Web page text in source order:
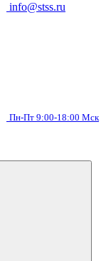
info@stss.ru
Пн-Пт 9:00-18:00 Мск